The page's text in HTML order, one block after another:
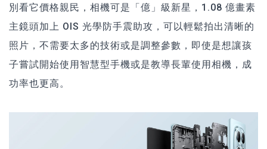
別看它價格親民，相機可是「億」級新星，1.08 億畫素
主鏡頭加上 OIS 光學防手震助攻，可以輕鬆拍出清晰的
照片，不需要太多的技術或是調整參數，即使是想讓孩
子嘗試開始使用智慧型手機或是教導長輩使用相機，成
功率也更高。